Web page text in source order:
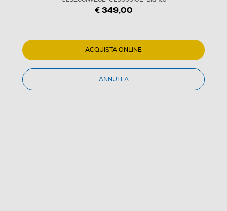
€ 349,00
ACQUISTA ONLINE
ANNULLA